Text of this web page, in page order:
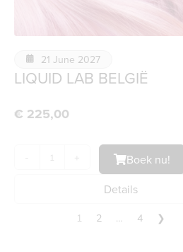
21 June 2027
LIQUID LAB BELGIË
€ 225,00
-
Boek nu!
Details
1 2 … 4 ❯